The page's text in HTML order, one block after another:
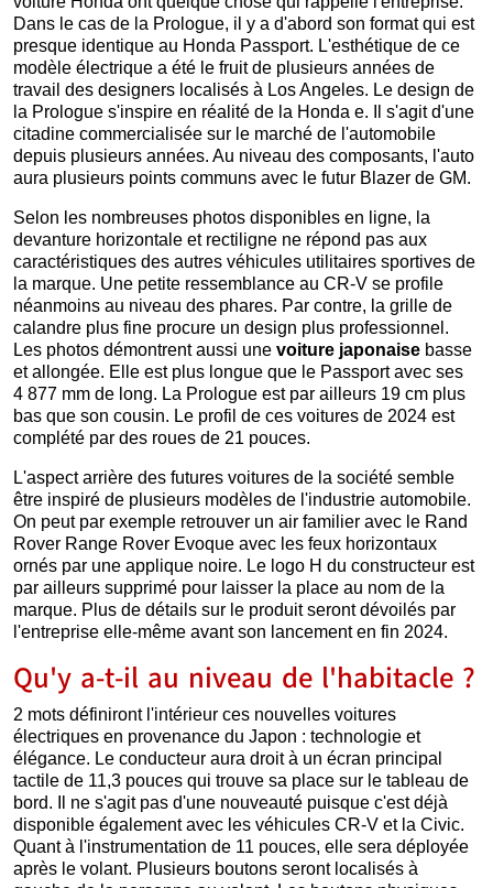
Dans le cas de la Prologue, il y a d'abord son format qui est
presque identique au Honda Passport. L'esthétique de ce
modèle électrique a été le fruit de plusieurs années de
travail des designers localisés à Los Angeles. Le design de
la Prologue s'inspire en réalité de la Honda e. Il s'agit d'une
citadine commercialisée sur le marché de l'automobile
depuis plusieurs années. Au niveau des composants, l'auto
aura plusieurs points communs avec le futur Blazer de GM.
Selon les nombreuses photos disponibles en ligne, la
devanture horizontale et rectiligne ne répond pas aux
caractéristiques des autres véhicules utilitaires sportives de
la marque. Une petite ressemblance au CR-V se profile
néanmoins au niveau des phares. Par contre, la grille de
calandre plus fine procure un design plus professionnel.
Les photos démontrent aussi une voiture japonaise basse
et allongée. Elle est plus longue que le Passport avec ses
4 877 mm de long. La Prologue est par ailleurs 19 cm plus
bas que son cousin. Le profil de ces voitures de 2024 est
complété par des roues de 21 pouces.
L'aspect arrière des futures voitures de la société semble
être inspiré de plusieurs modèles de l'industrie automobile.
On peut par exemple retrouver un air familier avec le Rand
Rover Range Rover Evoque avec les feux horizontaux
ornés par une applique noire. Le logo H du constructeur est
par ailleurs supprimé pour laisser la place au nom de la
marque. Plus de détails sur le produit seront dévoilés par
l'entreprise elle-même avant son lancement en fin 2024.
Qu'y a-t-il au niveau de l'habitacle ?
2 mots définiront l'intérieur ces nouvelles voitures
électriques en provenance du Japon : technologie et
élégance. Le conducteur aura droit à un écran principal
tactile de 11,3 pouces qui trouve sa place sur le tableau de
bord. Il ne s'agit pas d'une nouveauté puisque c'est déjà
disponible également avec les véhicules CR-V et la Civic.
Quant à l'instrumentation de 11 pouces, elle sera déployée
après le volant. Plusieurs boutons seront localisés à